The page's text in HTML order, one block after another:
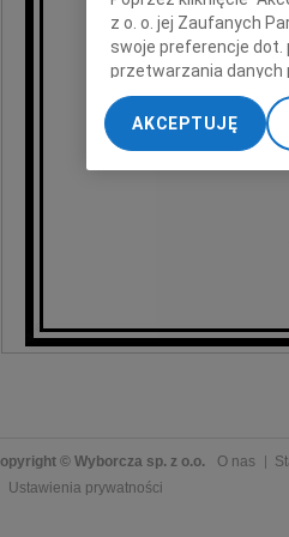
© Wyborcza sp. z o.o. O nas
Ustawienia prywatności
z o. o. jej Zaufanych
swoje preferencje dot.
przetwarzania danych
„Ustawienia
My, nasi Zaufani
dokładnych danych
Przechowywanie
treści, badnie
AKCEPTUJĘ